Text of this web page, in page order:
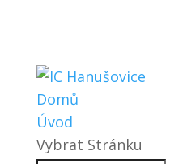
Domů
Úvod
Vybrat Stránku